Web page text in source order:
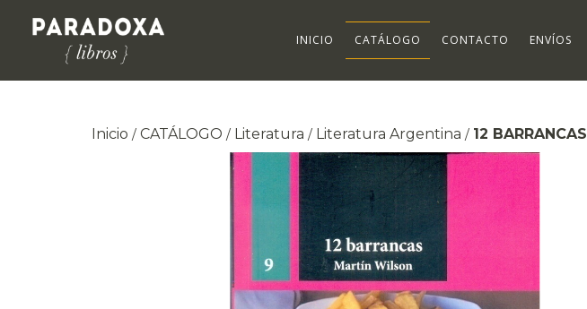
INICIO CATÁLOGO CONTACTO ENVÍOS
Inicio / CATÁLOGO / Literatura / Literatura Argentina / 12 BARRANCAS